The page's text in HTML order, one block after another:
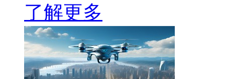
了解更多